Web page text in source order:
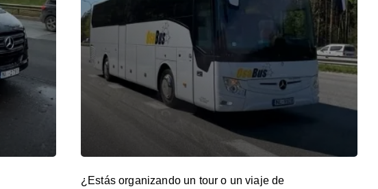
¿Estás organizando un tour o un viaje de